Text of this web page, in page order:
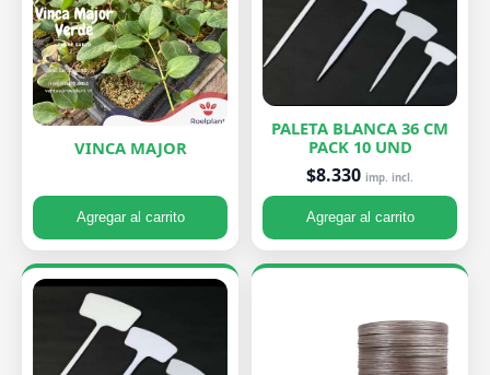
VINCA MAJOR
Agregar al carrito
PALETA BLANCA 36 CM
PACK 10 UND
$8.330 imp. incl.
Agregar al carrito